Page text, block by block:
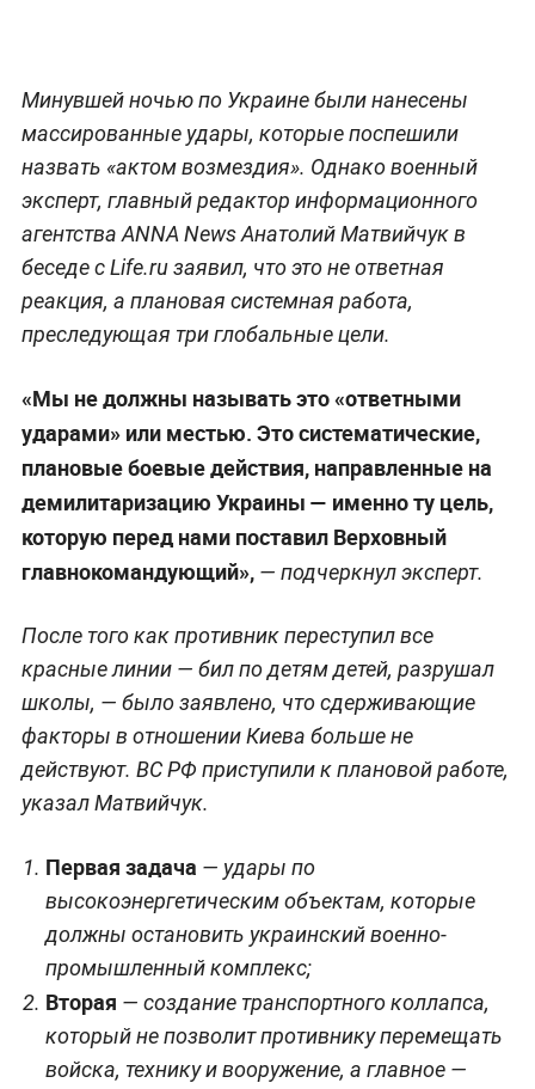
Минувшей ночью по Украине были нанесены
массированные удары, которые поспешили
назвать «актом возмездия». Однако военный
эксперт, главный редактор информационного
агентства ANNA News Анатолий Матвийчук в
беседе с Life.ru заявил, что это не ответная
реакция, а плановая системная работа,
преследующая три глобальные цели.
«Мы не должны называть это «ответными
ударами» или местью. Это систематические,
плановые боевые действия, направленные на
демилитаризацию Украины — именно ту цель,
которую перед нами поставил Верховный
главнокомандующий»,— подчеркнул эксперт.
После того как противник переступил все
красные линии — бил по детям детей, разрушал
школы, — было заявлено, что сдерживающие
факторы в отношении Киева больше не
действуют. ВС РФ приступили к плановой работе,
указал Матвийчук.
Первая задача — удары по
высокоэнергетическим объектам, которые
должны остановить украинский военно-
промышленный комплекс;
Вторая — создание транспортного коллапса,
который не позволит противнику перемещать
войска, технику и вооружение, а главное —